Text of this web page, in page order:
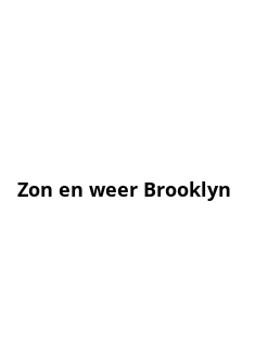
Zon en weer Brooklyn